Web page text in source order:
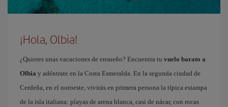
¡Hola, Olbia!
¿Quieres unas vacaciones de ensueño? Encuentra tu vuelo barato a
Olbia y adéntrate en la Costa Esmeralda. En la segunda ciudad de
Cerdeña, en el noroeste, vivirás en primera persona la típica estampa
de la isla italiana: playas de arena blanca, casi de nácar, con rocas